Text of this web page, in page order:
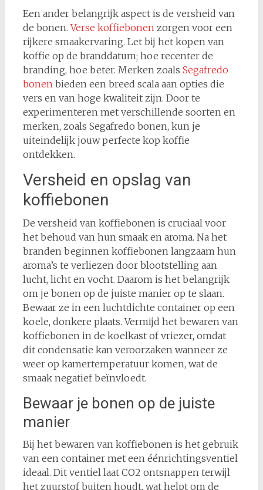
Een ander belangrijk aspect is de versheid van
de bonen.Verse koffiebonenzorgen voor een
rijkere smaakervaring. Let bij het kopen van
koffie op de branddatum; hoe recenter de
branding, hoe beter. Merken zoals Segafredo
bonenbieden een breed scala aan opties die
vers en van hoge kwaliteit zijn. Door te
experimenteren met verschillende soorten en
merken, zoals Segafredo bonen, kun je
uiteindelijk jouw perfecte kop koffie
ontdekken.
Versheid en opslag van
koffiebonen
De versheid van koffiebonen is cruciaal voor
het behoud van hun smaak en aroma. Na het
branden beginnen koffiebonen langzaam hun
aroma’s te verliezen door blootstelling aan
lucht, licht en vocht. Daarom is het belangrijk
om je bonen op de juiste manier op te slaan.
Bewaar ze in een luchtdichte container op een
koele, donkere plaats. Vermijd het bewaren van
koffiebonen in de koelkast of vriezer, omdat
dit condensatie kan veroorzaken wanneer ze
weer op kamertemperatuur komen, wat de
smaak negatief beïnvloedt.
Bewaar je bonen op de juiste
manier
Bij het bewaren van koffiebonen is het gebruik
van een container met een éénrichtingsventiel
ideaal. Dit ventiel laat CO2 ontsnappen terwijl
het zuurstof buiten houdt, wat helpt om de